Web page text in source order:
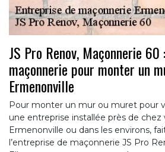
JS Pro Renov, Maçonnerie 60
maçonnerie pour monter un
Ermenonville
Pour monter un mur ou muret pour
une entreprise installée près de chez
Ermenonville ou dans les environs,
l’entreprise de maçonnerie JS Pro